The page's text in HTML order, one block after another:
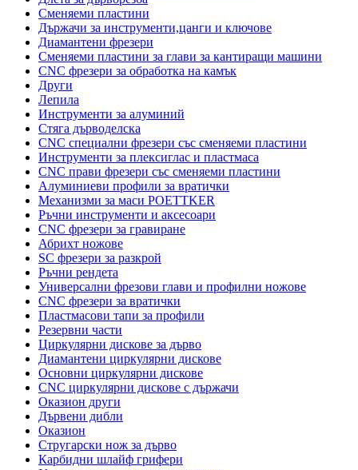
Сменяеми пластини
Държачи за инструменти,цанги и ключове
Диамантени фрезери
Сменяеми пластини за глави за кантиращи машини
CNC фрезери за обработка на камък
Други
Лепила
Инструменти за алуминий
Стяга дърводелска
CNC специални фрезери със сменяеми пластини
Инструменти за плексиглас и пластмаса
CNC прави фрезери със сменяеми пластини
Алуминиеви профили за вратички
Механизми за маси POETTKER
Ръчни инструменти и аксесоари
CNC фрезери за гравиране
Абрихт ножове
SC фрезери за разкрой
Ръчни рендета
Универсални фрезови глави и профилни ножове
CNC фрезери за вратички
Пластмасови тапи за профили
Резервни части
Циркулярни дискове за дърво
Диамантени циркулярни дискове
Основни циркулярни дискове
CNC циркулярни дискове с държачи
Оказион други
Дървени дибли
Оказион
Стругарски нож за дърво
Карбидни шлайф грифери